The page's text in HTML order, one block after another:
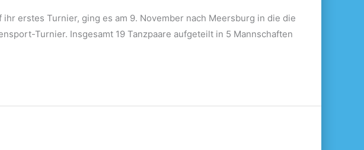
erstes Turnier, ging es am 9. November nach Meersburg in die die
Turnier. Insgesamt 19 Tanzpaare aufgeteilt in 5 Mannschaften